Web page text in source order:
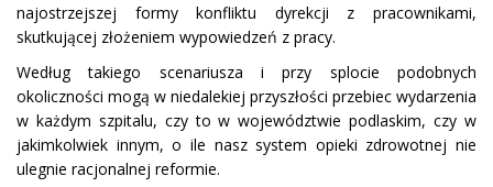
najostrzejszej formy konfliktu dyrekcji z pracownikami,
skutkującej złożeniem wypowiedzeń z pracy.
Według takiego scenariusza i przy splocie podobnych
okoliczności mogą w niedalekiej przyszłości przebiec wydarzenia
w każdym szpitalu, czy to w województwie podlaskim, czy w
jakimkolwiek innym, o ile nasz system opieki zdrowotnej nie
ulegnie racjonalnej reformie.